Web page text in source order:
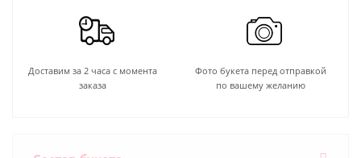
Доставим за 2 часа с момента
заказа
Фото букета перед отправкой
по вашему желанию